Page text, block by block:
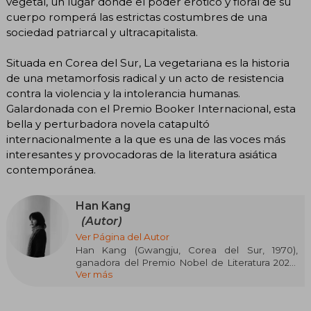
cuerpo romperá las estrictas costumbres de una
sociedad patriarcal y ultracapitalista.
Situada en Corea del Sur, La vegetariana es la historia
de una metamorfosis radical y un acto de resistencia
contra la violencia y la intolerancia humanas.
Galardonada con el Premio Booker Internacional, esta
bella y perturbadora novela catapultó
internacionalmente a la que es una de las voces más
interesantes y provocadoras de la literatura asiática
contemporánea.
Han Kang
(Autor)
Ver Página del Autor
Han Kang (Gwangju, Corea del Sur, 1970),
ganadora del Premio Nobel de Literatura 2024,
Su carrera literaria comenzó en 1993 con la
Ver más